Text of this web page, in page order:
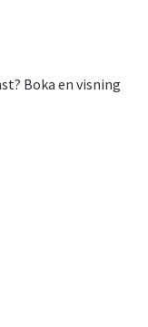
Boka en visning